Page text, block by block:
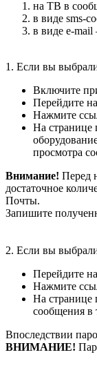
на ТВ в
в виде sms-
в виде e-mail
1. Если вы
Включите
Перейдите
Нажмите
На странице
просмотра
Внимание! Перед
достаточное
Почты.
Запишите
2. Если вы
Перейдите
Нажмите
На странице
сообщения в
Впоследствии
ВНИМАНИЕ!